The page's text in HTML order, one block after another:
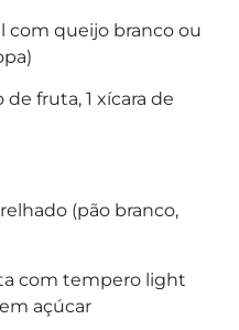
com queijo branco ou
de fruta, 1 xícara de
(pão branco,
com tempero light
açúcar